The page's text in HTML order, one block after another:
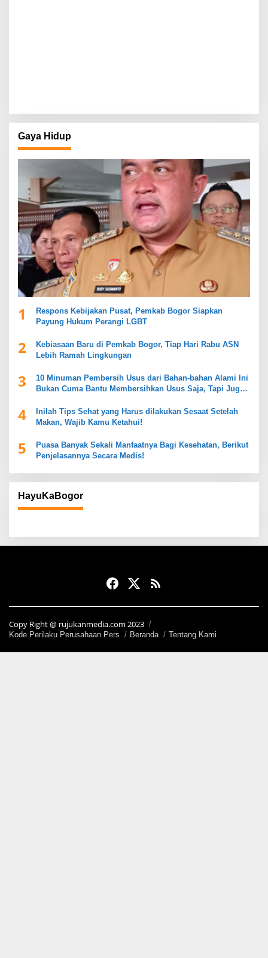
Gaya Hidup
1
Respons Kebijakan Pusat, Pemkab Bogor Siapkan
Payung Hukum Perangi LGBT
2
Kebiasaan Baru di Pemkab Bogor, Tiap Hari Rabu ASN
Lebih Ramah Lingkungan
3
10 Minuman Pembersih Usus dari Bahan-bahan Alami Ini
Bukan Cuma Bantu Membersihkan Usus Saja, Tapi Juga
4
Inilah Tips Sehat yang Harus dilakukan Sesaat Setelah
Makan, Wajib Kamu Ketahui!
5
Puasa Banyak Sekali Manfaatnya Bagi Kesehatan, Berikut
Penjelasannya Secara Medis!
HayuKaBogor
Copy Right @ rujukanmedia.com 2023
Kode Perilaku Perusahaan Pers Beranda Tentang Kami